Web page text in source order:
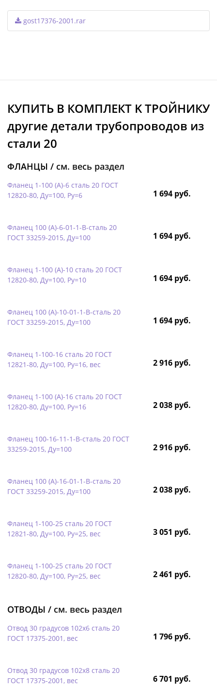
gost17376-2001.rar
КУПИТЬ В КОМПЛЕКТ K ТРОЙНИКУ
другие детали трубопроводов из
стали 20
ФЛАНЦЫ / см. весь раздел
Фланец 1-100 (А)-6 сталь 20 ГОСТ
12820-80, Ду=100, Ру=6
1 694 руб.
Фланец 100 (А)-6-01-1-B-сталь 20
ГОСТ 33259-2015, Ду=100
1 694 руб.
Фланец 1-100 (А)-10 сталь 20 ГОСТ
12820-80, Ду=100, Ру=10
1 694 руб.
Фланец 100 (А)-10-01-1-B-сталь 20
ГОСТ 33259-2015, Ду=100
1 694 руб.
Фланец 1-100-16 сталь 20 ГОСТ
12821-80, Ду=100, Ру=16, вес
2 916 руб.
Фланец 1-100 (А)-16 сталь 20 ГОСТ
12820-80, Ду=100, Ру=16
2 038 руб.
Фланец 100-16-11-1-B-сталь 20 ГОСТ
33259-2015, Ду=100
2 916 руб.
Фланец 100 (А)-16-01-1-B-сталь 20
ГОСТ 33259-2015, Ду=100
2 038 руб.
Фланец 1-100-25 сталь 20 ГОСТ
12821-80, Ду=100, Ру=25, вес
3 051 руб.
Фланец 1-100-25 сталь 20 ГОСТ
12820-80, Ду=100, Ру=25, вес
2 461 руб.
ОТВОДЫ / см. весь раздел
Отвод 30 градусов 102х6 сталь 20
ГОСТ 17375-2001, вес
1 796 руб.
Отвод 30 градусов 102х8 сталь 20
ГОСТ 17375-2001, вес
6 701 руб.